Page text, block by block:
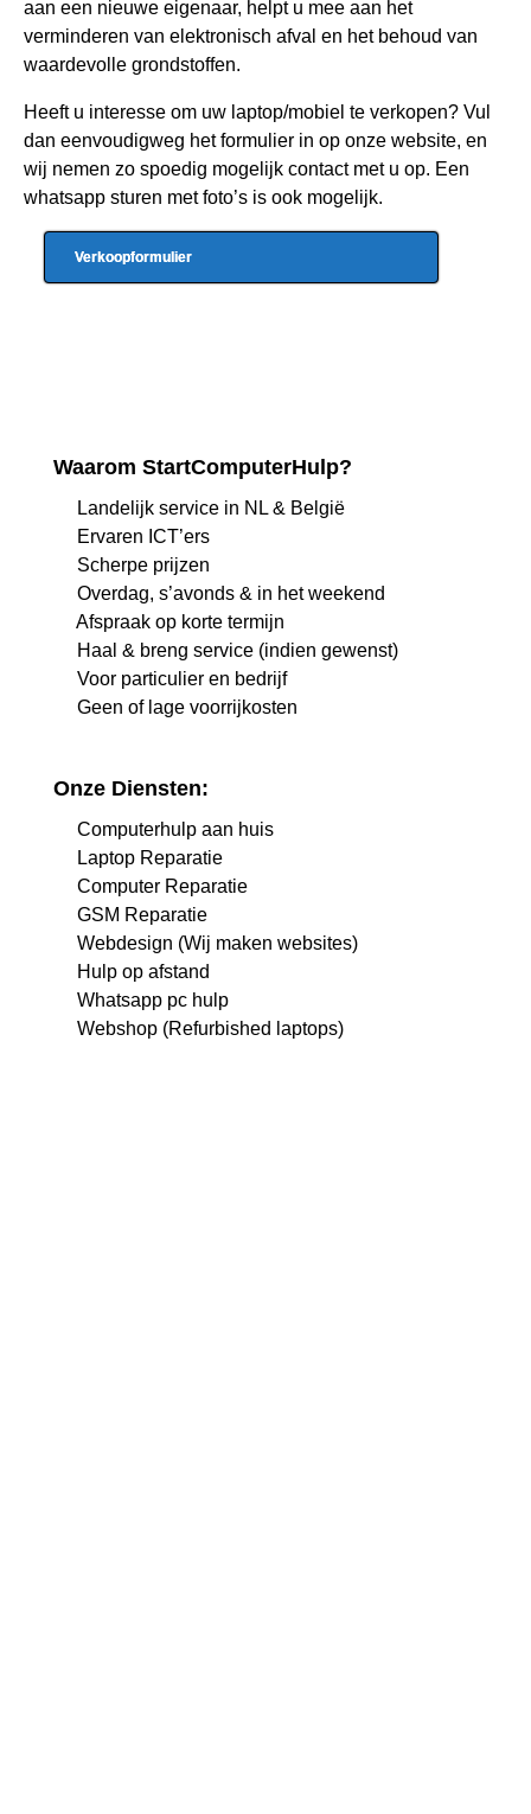
aan een nieuwe eigenaar, helpt u mee aan het
verminderen van elektronisch afval en het behoud van
waardevolle grondstoffen.
Heeft u interesse om uw laptop/mobiel te verkopen? Vul
dan eenvoudigweg het formulier in op onze website, en
wij nemen zo spoedig mogelijk contact met u op. Een
whatsapp sturen met foto’s is ook mogelijk.
Verkoopformulier
Waarom StartComputerHulp?
Landelijk service in NL & België
Ervaren ICT’ers
Scherpe prijzen
Overdag, s’avonds & in het weekend
Afspraak op korte termijn
Haal & breng service (indien gewenst)
Voor particulier en bedrijf
Geen of lage voorrijkosten
Onze Diensten:
Computerhulp aan huis
Laptop Reparatie
Computer Reparatie
GSM Reparatie
Webdesign (Wij maken websites)
Hulp op afstand
Whatsapp pc hulp
Webshop (Refurbished laptops)